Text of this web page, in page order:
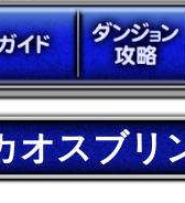
オスブリ